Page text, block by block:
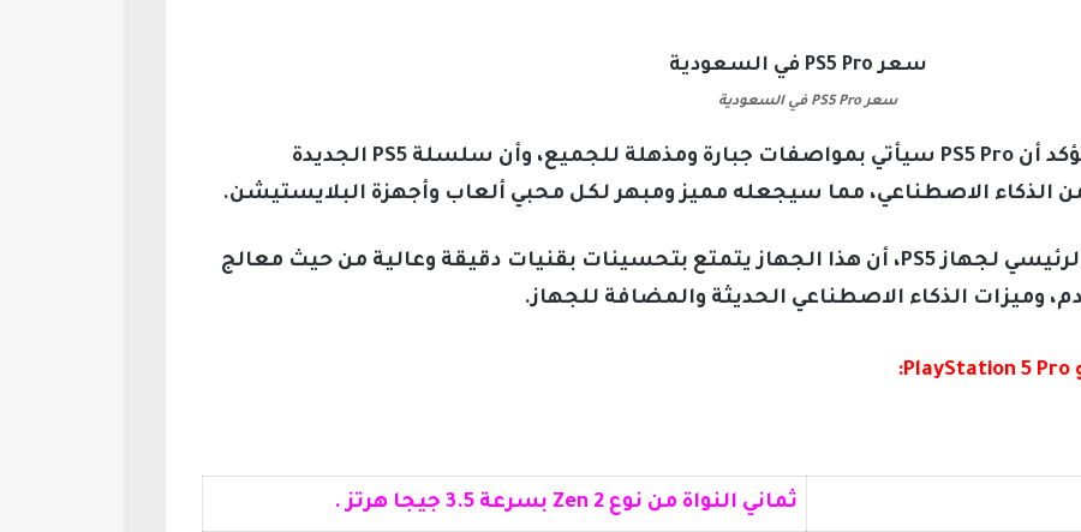
سعر PS5 Pro في السعودية
وفي وقت سابق كانت التسريبات تؤكد أن PS5 Pro سيأتي بمواصفات جبارة ومذهلة للجميع، وأن سلسلة PS5 الجديدة
الاصطناعي، مما سيجعله مميز ومبهر لكل محبي ألعاب وأجهزة البلايستيشن.
وقال مارك سيرني وهو المهندس الرئيسي لجهاز PS5، أن هذا الجهاز يتمتع بتحسينات بقنيات دقيقة وعالية من حيث معالج
وميزات الذكاء الاصطناعي الحديثة والمضافة للجهاز.
ثماني النواة من نوع Zen 2 بسرعة 3.5 جيجا هرتز .